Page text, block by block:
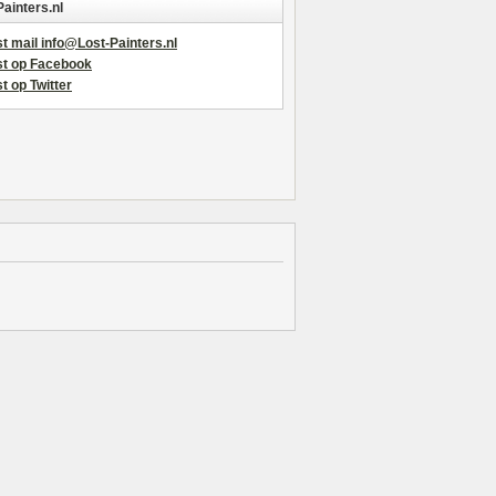
mail info@Lost-Painters.nl
op Facebook
op Twitter